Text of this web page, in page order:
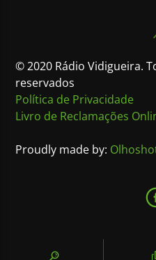
© 2020 Rádio Vidigueira.
reservados
Política de Privacidade
Livro de Reclamações
Proudly made by: